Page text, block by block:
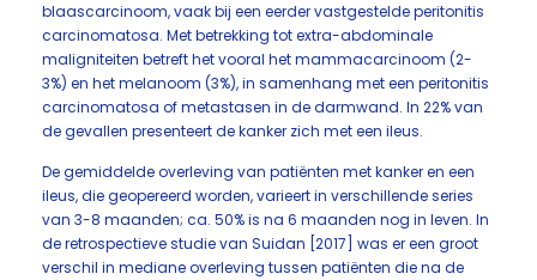
blaascarcinoom, vaak bij een eerder vastgestelde peritonitis
carcinomatosa. Met betrekking tot extra-abdominale
maligniteiten betreft het vooral het mammacarcinoom (2-
3%) en het melanoom (3%), in samenhang met een peritonitis
carcinomatosa of metastasen in de darmwand. In 22% van
de gevallen presenteert de kanker zich met een ileus.
De gemiddelde overleving van patiënten met kanker en een
ileus, die geopereerd worden, varieert in verschillende series
van 3-8 maanden; ca. 50% is na 6 maanden nog in leven. In
de retrospectieve studie van Suidan [2017] was er een groot
verschil in mediane overleving tussen patiënten die na de